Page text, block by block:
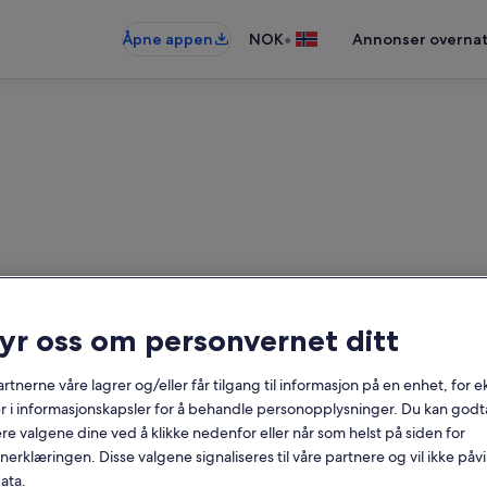
Åpne appen
NOK• Annonser
nær Odensjö
Datoer
oss om personvernet ditt
våre lagrer og/eller får tilgang til informasjon på en enhet, for
i informasjonskapsler for å behandle personopplysninger. Du kan
valgene dine ved å klikke nedenfor eller når som helst på siden for
Disse valgene signaliseres til våre partnere og vil ikke